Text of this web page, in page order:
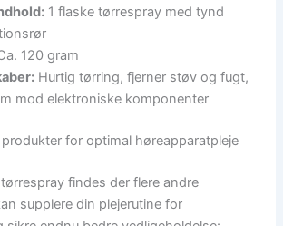
1 flaske tørrespray med tynd
120 gram
Hurtig tørring, fjerner støv og fugt,
mod elektroniske komponenter
for optimal høreapparatpleje
findes der flere andre
supplere din plejerutine for